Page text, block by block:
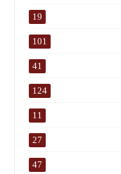
19
101
41
124
11
27
47